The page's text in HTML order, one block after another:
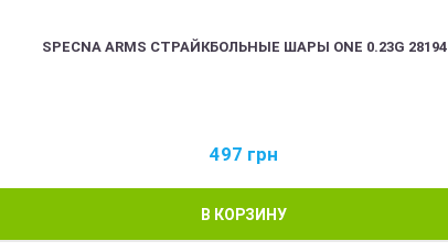
SPECNA ARMS СТРАЙКБОЛЬНЫЕ ШАРЫ ONE 0.23G 28194
497 грн
В КОРЗИНУ